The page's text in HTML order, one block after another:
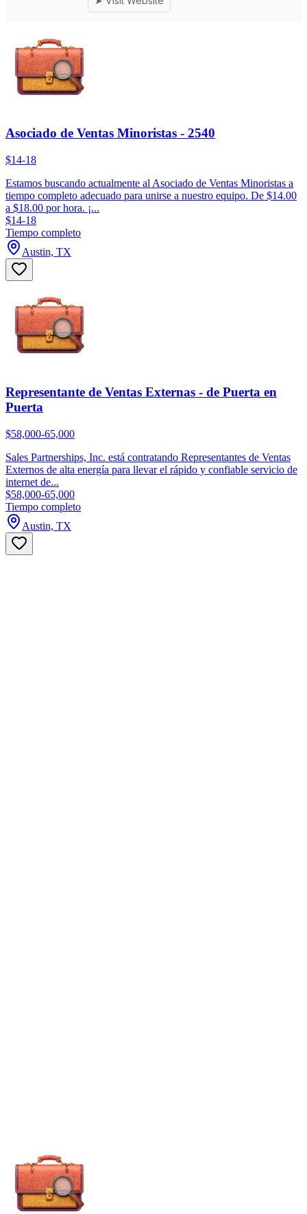
Asociado de Ventas Minoristas - 2540
$14-18
Estamos buscando actualmente al Asociado de Ventas Minoristas a
tiempo completo adecuado para unirse a nuestro equipo. De $14.00
a $18.00 por hora. ¡...
$14-18
Tiempo completo
Austin, TX
Representante de Ventas Externas - de Puerta en
Puerta
$58,000-65,000
Sales Partnerships, Inc. está contratando Representantes de Ventas
Externos de alta energía para llevar el rápido y confiable servicio de
internet de...
$58,000-65,000
Tiempo completo
Austin, TX